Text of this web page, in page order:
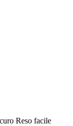
Reso facile